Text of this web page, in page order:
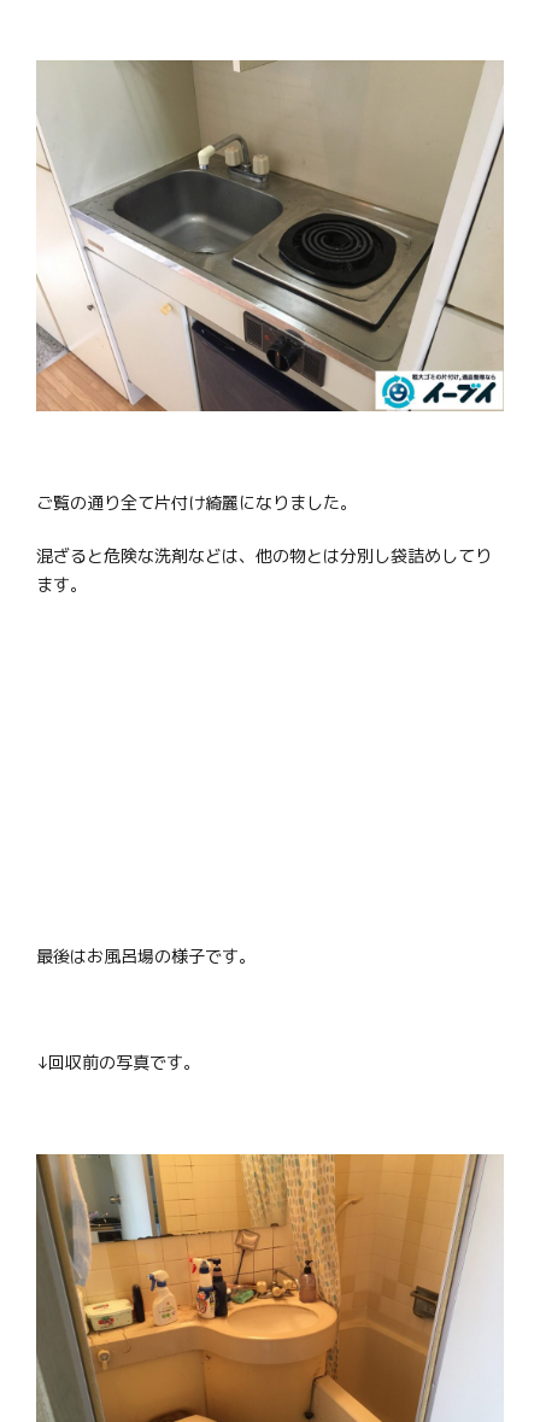
ご覧の通り全て片付け綺麗になりました。
混ざると危険な洗剤などは、他の物とは分別し袋詰めしてり
ます。
最後はお風呂場の様子です。
↓回収前の写真です。